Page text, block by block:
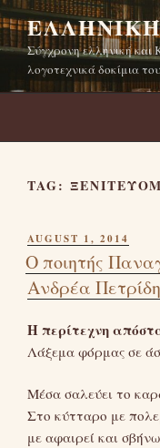
Skip
to
contentΣύγχρονη ελληνική και
λογοτεχνικά δοκίμια
TAG:
POSTED
ON
AUGUST 1, 2014
Ο ποιητής
Ανδρέα Πετρίδη
Η περίτεχνη
Λάξεμα φόρμας σε
Μέσα σαλεύει το
Στο κύτταρο με
με αφαιρεί και σβήνω